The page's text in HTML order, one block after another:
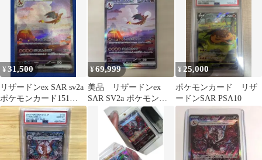
配者
¥31,500
リザードンex SAR sv2a
ポケモンカード151
201/165
¥69,999
美品 リザードンex
SAR SV2a ポケモンカ
ード151 201/165
¥ 25,000
ポケモンカード リザ
ードンSAR PSA10